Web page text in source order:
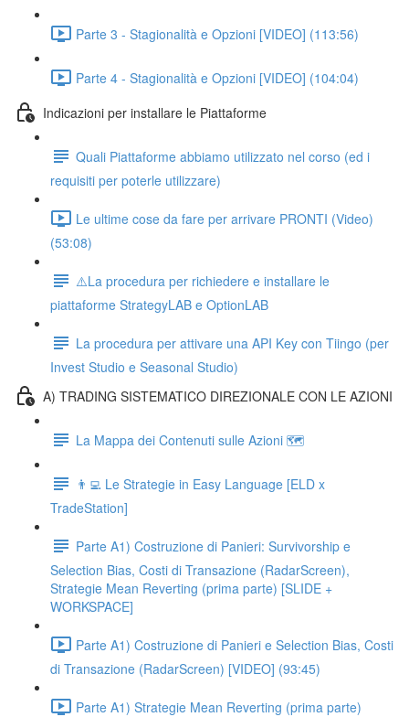
Parte 3 - Stagionalità e Opzioni [VIDEO] (113:56)
Parte 4 - Stagionalità e Opzioni [VIDEO] (104:04)
Indicazioni per installare le Piattaforme
Quali Piattaforme abbiamo utilizzato nel corso (ed i
requisiti per poterle utilizzare)
Le ultime cose da fare per arrivare PRONTI (Video)
(53:08)
⚠️La procedura per richiedere e installare le
piattaforme StrategyLAB e OptionLAB
La procedura per attivare una API Key con Tiingo (per
Invest Studio e Seasonal Studio)
A) TRADING SISTEMATICO DIREZIONALE CON LE AZIONI
La Mappa dei Contenuti sulle Azioni 🗺
👨‍💻 Le Strategie in Easy Language [ELD x
TradeStation]
Parte A1) Costruzione di Panieri: Survivorship e
Selection Bias, Costi di Transazione (RadarScreen),
Strategie Mean Reverting (prima parte) [SLIDE +
WORKSPACE]
Parte A1) Costruzione di Panieri e Selection Bias, Costi
di Transazione (RadarScreen) [VIDEO] (93:45)
Parte A1) Strategie Mean Reverting (prima parte)